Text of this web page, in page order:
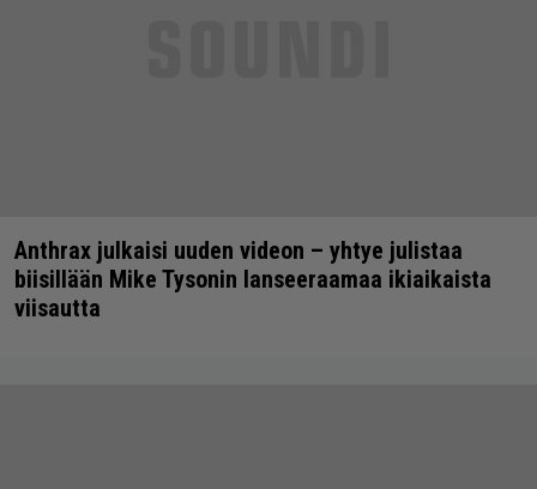
Anthrax julkaisi uuden videon – yhtye julistaa
biisillään Mike Tysonin lanseeraamaa ikiaikaista
viisautta